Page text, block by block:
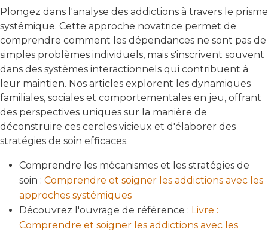
Plongez dans l'analyse des addictions à travers le prisme
systémique. Cette approche novatrice permet de
comprendre comment les dépendances ne sont pas de
simples problèmes individuels, mais s'inscrivent souvent
dans des systèmes interactionnels qui contribuent à
leur maintien. Nos articles explorent les dynamiques
familiales, sociales et comportementales en jeu, offrant
des perspectives uniques sur la manière de
déconstruire ces cercles vicieux et d'élaborer des
stratégies de soin efficaces.
Comprendre les mécanismes et les stratégies de
soin : Comprendre et soigner les addictions avec les
approches systémiques
Découvrez l'ouvrage de référence : Livre :
Comprendre et soigner les addictions avec les